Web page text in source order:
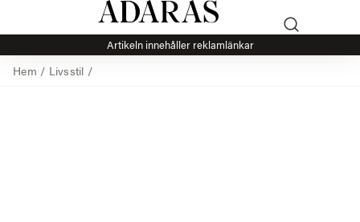
Artikeln innehåller reklamlänkar
Hem / Livsstil /